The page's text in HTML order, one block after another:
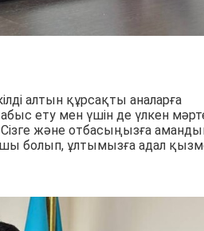
алтын құрсақты аналарға
ету мен үшін де үлкен
және отбасыңызға
болып, ұлтымызға адал